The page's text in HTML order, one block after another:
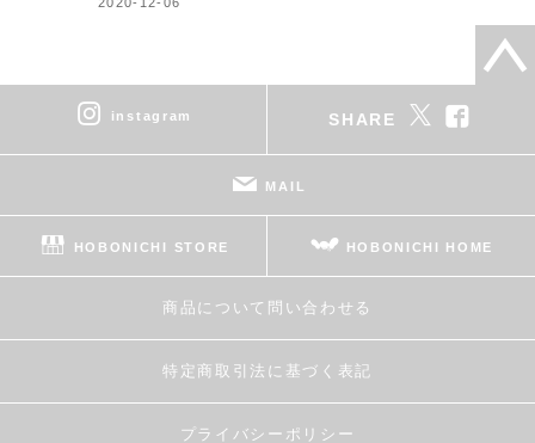
instagram SHARE
MAIL
HOBONICHI STORE HOBONICHI HOME
商品について問い合わせる
特定商取引法に基づく表記
プライバシーポリシー